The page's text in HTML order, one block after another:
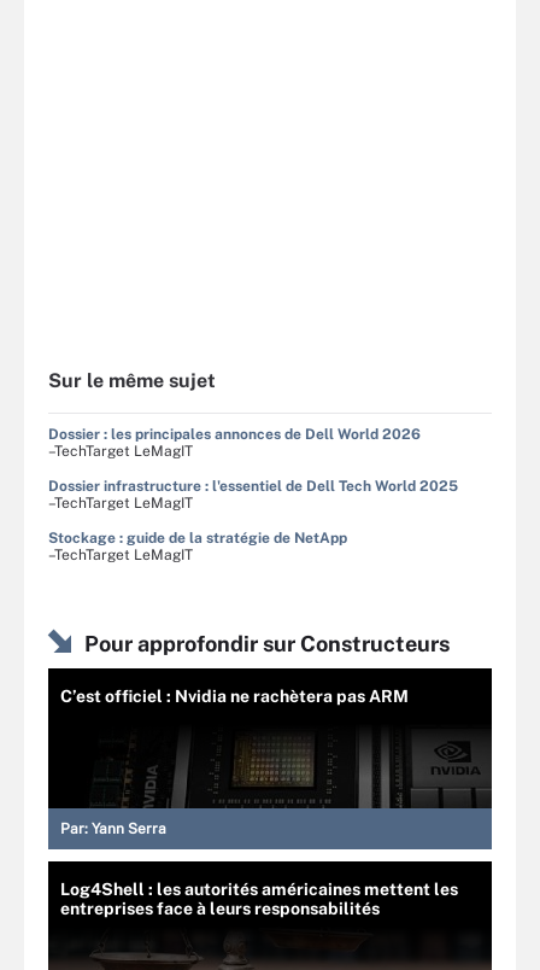
Sur le même sujet
Dossier : les principales annonces de Dell World 2026
–TechTarget LeMagIT
Dossier infrastructure : l'essentiel de Dell Tech World 2025
–TechTarget LeMagIT
Stockage : guide de la stratégie de NetApp
–TechTarget LeMagIT
Pour approfondir sur Constructeurs
C’est officiel : Nvidia ne rachètera pas ARM
Par: Yann Serra
Log4Shell : les autorités américaines mettent les
entreprises face à leurs responsabilités